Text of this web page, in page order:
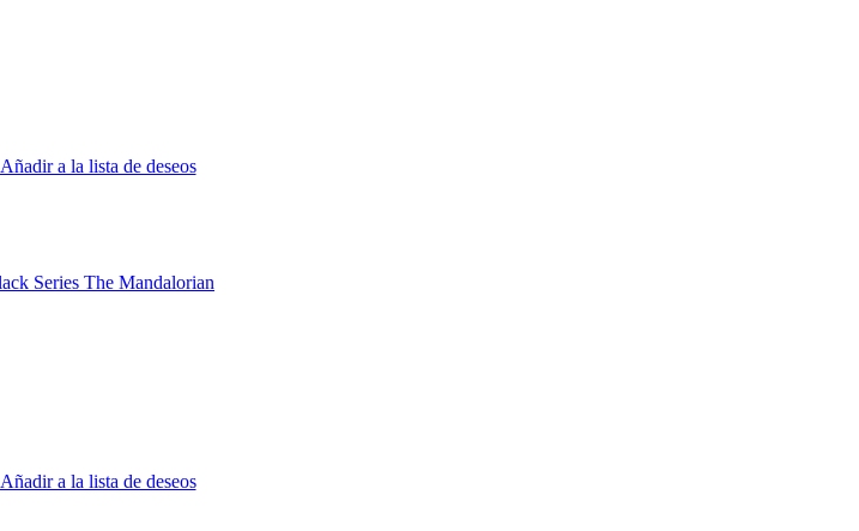
Añadir a la lista de deseos
Añadir a la lista de deseos